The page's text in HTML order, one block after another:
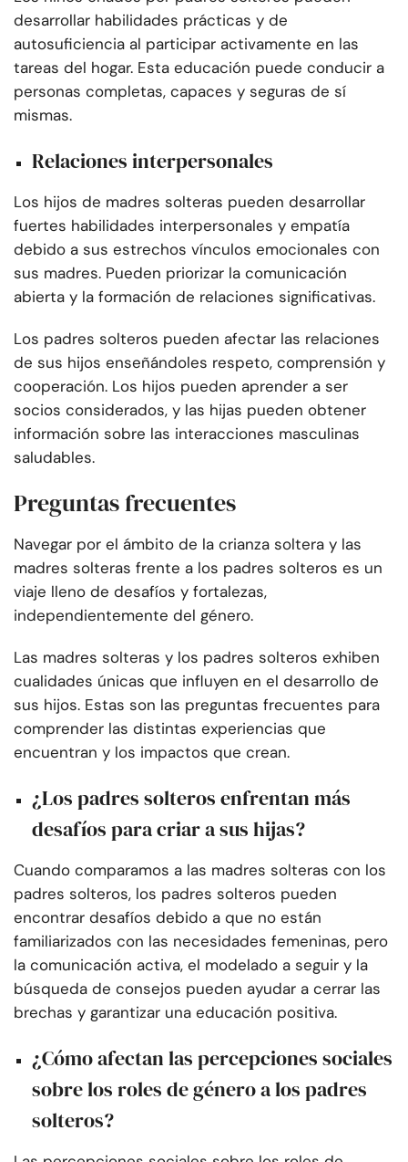
desarrollar habilidades prácticas y de
autosuficiencia al participar activamente en las
tareas del hogar. Esta educación puede conducir a
personas completas, capaces y seguras de sí
mismas.
Relaciones interpersonales
Los hijos de madres solteras pueden desarrollar
fuertes habilidades interpersonales y empatía
debido a sus estrechos vínculos emocionales con
sus madres. Pueden priorizar la comunicación
abierta y la formación de relaciones significativas.
Los padres solteros pueden afectar las relaciones
de sus hijos enseñándoles respeto, comprensión y
cooperación. Los hijos pueden aprender a ser
socios considerados, y las hijas pueden obtener
información sobre las interacciones masculinas
saludables.
Preguntas frecuentes
Navegar por el ámbito de la crianza soltera y las
madres solteras frente a los padres solteros es un
viaje lleno de desafíos y fortalezas,
independientemente del género.
Las madres solteras y los padres solteros exhiben
cualidades únicas que influyen en el desarrollo de
sus hijos. Estas son las preguntas frecuentes para
comprender las distintas experiencias que
encuentran y los impactos que crean.
¿Los padres solteros enfrentan más
desafíos para criar a sus hijas?
Cuando comparamos a las madres solteras con los
padres solteros, los padres solteros pueden
encontrar desafíos debido a que no están
familiarizados con las necesidades femeninas, pero
la comunicación activa, el modelado a seguir y la
búsqueda de consejos pueden ayudar a cerrar las
brechas y garantizar una educación positiva.
¿Cómo afectan las percepciones sociales
sobre los roles de género a los padres
solteros?